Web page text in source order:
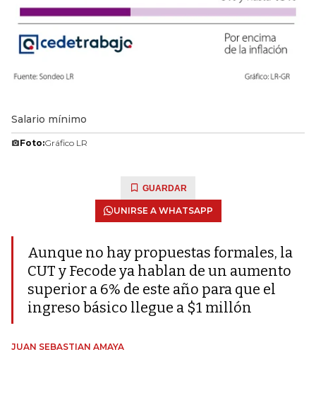
Salario mínimo
Foto:Gráfico LR
GUARDAR
UNIRSE A WHATSAPP
Aunque no hay propuestas formales, la
CUT y Fecode ya hablan de un aumento
superior a 6% de este año para que el
ingreso básico llegue a $1 millón
JUAN SEBASTIAN AMAYA